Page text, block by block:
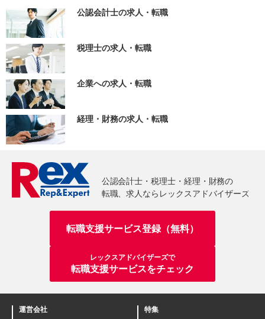
公認会計士の求人・転職
税理士の求人・転職
企業への求人・転職
経理・財務の求人・転職
転職支援サービス登録（無料）
レックスアドバイザーズで
転職支援サービスをチェック
運営会社
特集